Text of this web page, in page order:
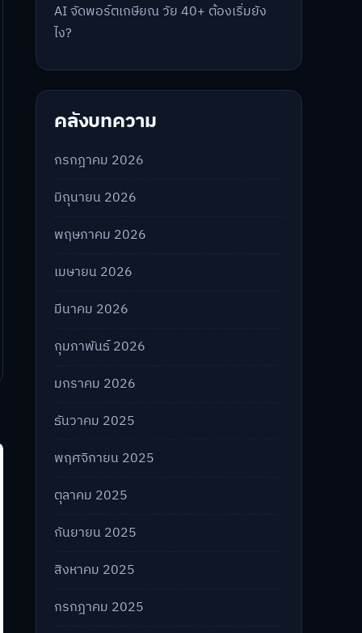
AI จัดพอร์ตเกษียณ วัย 40+ ต้องเริ่มยัง
ไง?
คลังบทความ
กรกฎาคม 2026
มิถุนายน 2026
พฤษภาคม 2026
เมษายน 2026
มีนาคม 2026
กุมภาพันธ์ 2026
มกราคม 2026
ธันวาคม 2025
พฤศจิกายน 2025
ตุลาคม 2025
กันยายน 2025
สิงหาคม 2025
กรกฎาคม 2025